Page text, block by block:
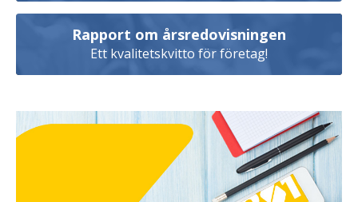
Rapport om årsredovisningen
Ett kvalitetskvitto för företag!